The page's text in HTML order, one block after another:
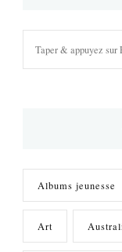
Albums jeunesse
Art